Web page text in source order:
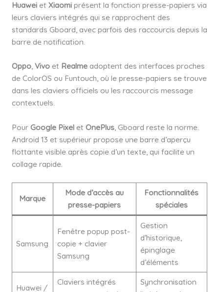
Huaweiet Xiaomiprésent la fonction presse-papiers via
leurs claviers intégrés qui se rapprochent des
standards Gboard, avec parfois des raccourcis depuis la
barre de notification.
Oppo, Vivoet Realmeadoptent des interfaces proches
de ColorOS ou Funtouch, où le presse-papiers se trouve
dans les claviers officiels ou les raccourcis message
contextuels.
Pour Google Pixelet OnePlus, Gboard reste la norme.
Android 13 et supérieur propose une barre d’aperçu
flottante visible après copie d’un texte, qui facilite un
collage rapide.
Marque
Mode d’accès au
presse-papiers
Fonctionnalités
spéciales
Samsung
Fenêtre popup post-
copie + clavier
Samsung
Gestion
d’historique,
épinglage
d’éléments
Huawei /
Claviers intégrés
Synchronisation